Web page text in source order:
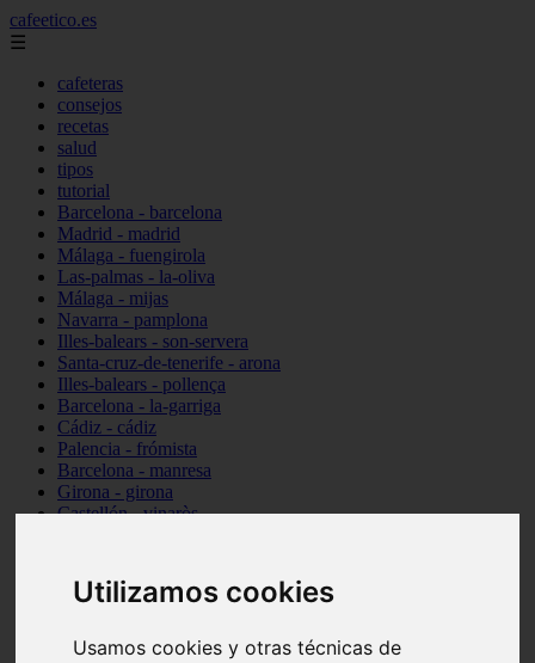
Utilizamos cookies
Usamos cookies y otras técnicas de
cafeetico.es
☰
cafeteras
consejos
recetas
salud
tipos
tutorial
Barcelona - barcelona
Madrid - madrid
Málaga - fuengirola
Las-palmas - la-oliva
Málaga - mijas
Navarra - pamplona
Illes-balears - son-servera
Santa-cruz-de-tenerife - arona
Illes-balears - pollença
Barcelona - la-garriga
Cádiz - cádiz
Palencia - frómista
Barcelona - manresa
Girona - girona
Castellón - vinaròs
Málaga - nerja
Girona - blanes
Málaga - marbella